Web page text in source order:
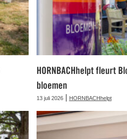
HORNBACHhelpt fleurt
bloemen
13 juli 2026| HORNBACHhelpt